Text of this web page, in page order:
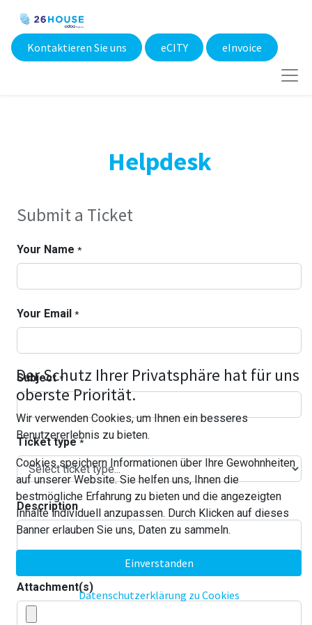
Kontaktieren Sie uns eCITY​ eInvoice
Helpdesk
Submit a Ticket
Your Name *
Your Email *
Subject *
Ticket type *
Description
Attachment(s)
Der Schutz Ihrer Privatsphäre hat für uns
oberste Priorität.
Wir verwenden Cookies, um Ihnen ein besseres
Benutzererlebnis zu bieten.
Cookies speichern Informationen über Ihre Gewohnheiten
auf unserer Website. Sie helfen uns, Ihnen die
bestmögliche Erfahrung zu bieten und die angezeigten
Inhalte individuell anzupassen. Durch Klicken auf dieses
Banner erlauben Sie uns, Daten zu sammeln.
Einverstanden
Datenschutzerklärung zu Cookies